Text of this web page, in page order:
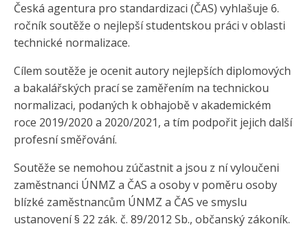
Česká agentura pro standardizaci (ČAS) vyhlašuje 6.
ročník soutěže o nejlepší studentskou práci v oblasti
technické normalizace.
Cílem soutěže je ocenit autory nejlepších diplomových
a bakalářských prací se zaměřením na technickou
normalizaci, podaných k obhajobě v akademickém
roce 2019/2020 a 2020/2021, a tím podpořit jejich další
profesní směřování.
Soutěže se nemohou zúčastnit a jsou z ní vyloučeni
zaměstnanci ÚNMZ a ČAS a osoby v poměru osoby
blízké zaměstnancům ÚNMZ a ČAS ve smyslu
ustanovení § 22 zák. č. 89/2012 Sb., občanský zákoník.